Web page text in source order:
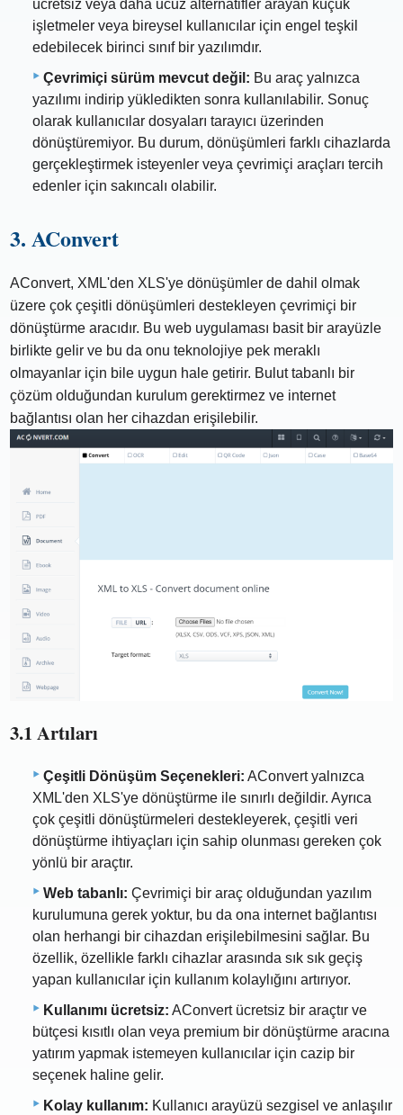
ücretsiz veya daha ucuz alternatifler arayan küçük
işletmeler veya bireysel kullanıcılar için engel teşkil
edebilecek birinci sınıf bir yazılımdır.
Çevrimiçi sürüm mevcut değil: Bu araç yalnızca
yazılımı indirip yükledikten sonra kullanılabilir. Sonuç
olarak kullanıcılar dosyaları tarayıcı üzerinden
dönüştüremiyor. Bu durum, dönüşümleri farklı cihazlarda
gerçekleştirmek isteyenler veya çevrimiçi araçları tercih
edenler için sakıncalı olabilir.
3. AConvert
AConvert, XML'den XLS'ye dönüşümler de dahil olmak
üzere çok çeşitli dönüşümleri destekleyen çevrimiçi bir
dönüştürme aracıdır. Bu web uygulaması basit bir arayüzle
birlikte gelir ve bu da onu teknolojiye pek meraklı
olmayanlar için bile uygun hale getirir. Bulut tabanlı bir
çözüm olduğundan kurulum gerektirmez ve internet
bağlantısı olan her cihazdan erişilebilir.
3.1 Artıları
Çeşitli Dönüşüm Seçenekleri: AConvert yalnızca
XML'den XLS'ye dönüştürme ile sınırlı değildir. Ayrıca
çok çeşitli dönüştürmeleri destekleyerek, çeşitli veri
dönüştürme ihtiyaçları için sahip olunması gereken çok
yönlü bir araçtır.
Web tabanlı: Çevrimiçi bir araç olduğundan yazılım
kurulumuna gerek yoktur, bu da ona internet bağlantısı
olan herhangi bir cihazdan erişilebilmesini sağlar. Bu
özellik, özellikle farklı cihazlar arasında sık sık geçiş
yapan kullanıcılar için kullanım kolaylığını artırıyor.
Kullanımı ücretsiz: AConvert ücretsiz bir araçtır ve
bütçesi kısıtlı olan veya premium bir dönüştürme aracına
yatırım yapmak istemeyen kullanıcılar için cazip bir
seçenek haline gelir.
Kolay kullanım: Kullanıcı arayüzü sezgisel ve anlaşılır